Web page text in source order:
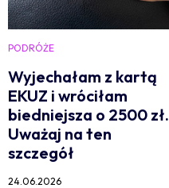
PODRÓŻE
Wyjechałam z kartą
EKUZ i wróciłam
biedniejsza o 2500 zł.
Uważaj na ten
szczegół
24.06.2026